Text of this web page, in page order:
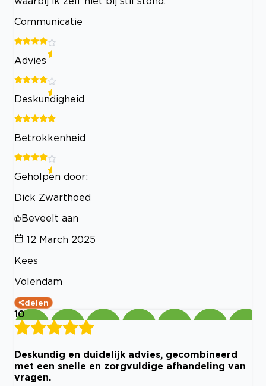
Communicatie
Advies
Deskundigheid
Betrokkenheid
Geholpen door:
Dick Zwarthoed
Beveelt aan
12 March 2025
Kees
Volendam
delen
10
Deskundig en duidelijk advies, gecombineerd
met een snelle en zorgvuldige afhandeling van
vragen.